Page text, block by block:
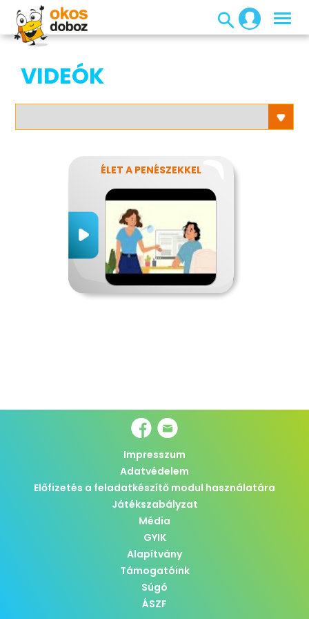
VIDEÓK
ÉLET A PENÉSZEKKEL
Impresszum
Adatvédelem
Előfizetés a feladatkészítő modul használatára
Játékszabályzat
Média
GYIK
Alapítvány
Támogatóink
Súgó
ÁSZF